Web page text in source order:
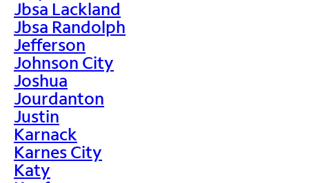
Jbsa Lackland
Jbsa Randolph
Jefferson
Johnson City
Joshua
Jourdanton
Justin
Karnack
Karnes City
Katy